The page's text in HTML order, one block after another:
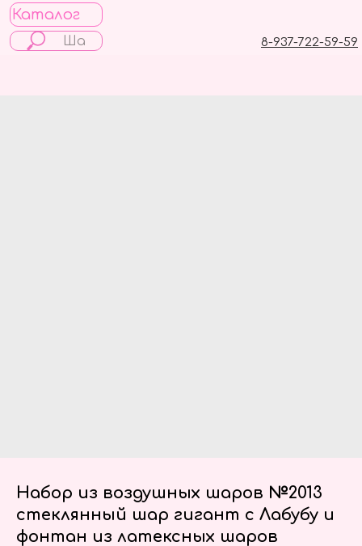
Каталог
8-937-722-59-59
Набор из воздушных шаров №2013
стеклянный шар гигант с Лабубу и
фонтан из латексных шаров